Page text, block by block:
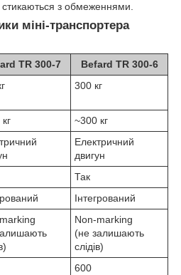
стикаються з обмеженнями.
міні-транспортера
TR 300-7
Befard TR 300-6
300 кг
~300 кг
Електричний
двигун
Так
Інтегрований
Non-marking
(не залишають
слідів)
600